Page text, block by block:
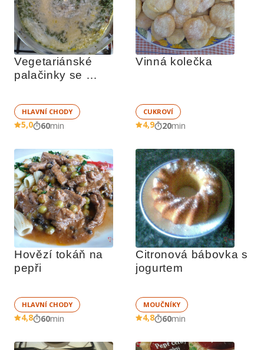
Vegetariánské
palačinky se
HLAVNÍ CHODY
5,0 60min
Vinná kolečka
CUKROVÍ
4,9 20min
Hovězí tokáň na
pepři
HLAVNÍ CHODY
4,8 60min
Citronová bábovka s
jogurtem
MOUČNÍKY
4,8 60min